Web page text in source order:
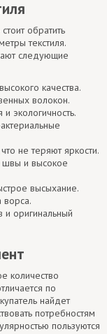
обратить
текстиля.
следующие
качества.
волокон.
экологичность.
не теряют яркости.
швы и высокое
высыхание.
ворса.
и оригинальный
количество
по
найдет
потребностям
пользуются